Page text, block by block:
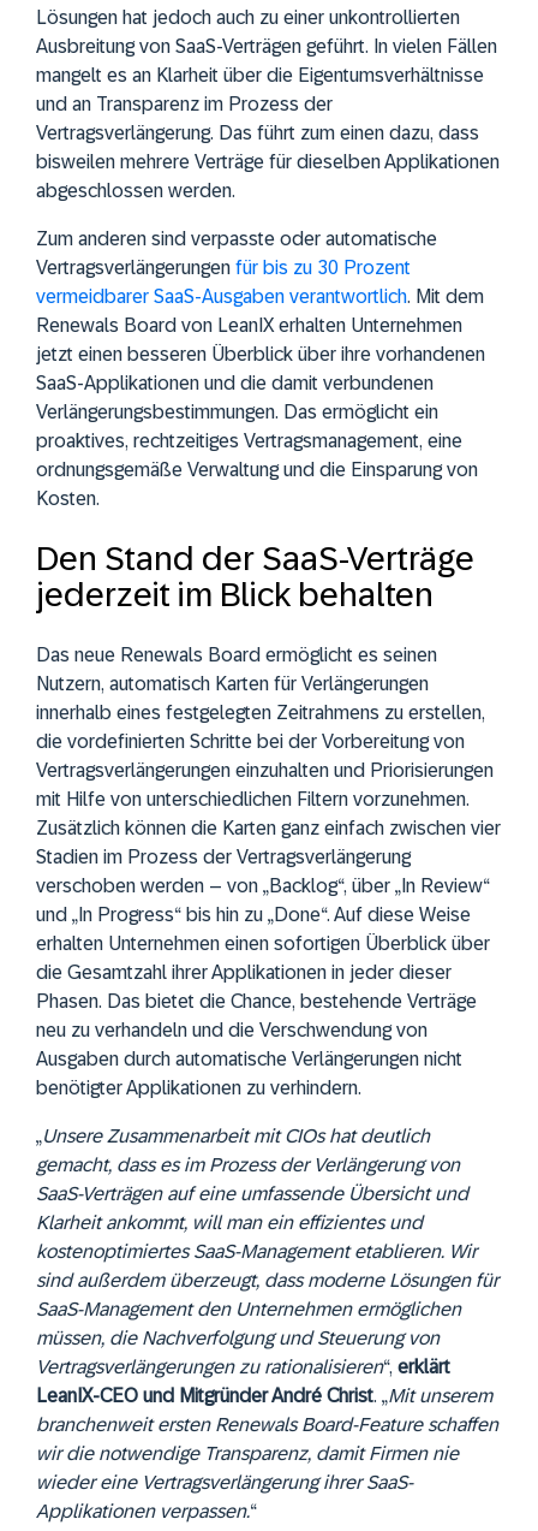
Lösungen hat jedoch auch zu einer unkontrollierten
Ausbreitung von SaaS-Verträgen geführt. In vielen Fällen
mangelt es an Klarheit über die Eigentumsverhältnisse
und an Transparenz im Prozess der
Vertragsverlängerung. Das führt zum einen dazu, dass
bisweilen mehrere Verträge für dieselben Applikationen
abgeschlossen werden.
Zum anderen sind verpasste oder automatische
Vertragsverlängerungen für bis zu 30 Prozent
vermeidbarer SaaS-Ausgaben verantwortlich. Mit dem
Renewals Board von LeanIX erhalten Unternehmen
jetzt einen besseren Überblick über ihre vorhandenen
SaaS-Applikationen und die damit verbundenen
Verlängerungsbestimmungen. Das ermöglicht ein
proaktives, rechtzeitiges Vertragsmanagement, eine
ordnungsgemäße Verwaltung und die Einsparung von
Kosten.
Den Stand der SaaS-Verträge
jederzeit im Blick behalten
Das neue Renewals Board ermöglicht es seinen
Nutzern, automatisch Karten für Verlängerungen
innerhalb eines festgelegten Zeitrahmens zu erstellen,
die vordefinierten Schritte bei der Vorbereitung von
Vertragsverlängerungen einzuhalten und Priorisierungen
mit Hilfe von unterschiedlichen Filtern vorzunehmen.
Zusätzlich können die Karten ganz einfach zwischen vier
Stadien im Prozess der Vertragsverlängerung
verschoben werden – von „Backlog“, über „In Review“
und „In Progress“ bis hin zu „Done“. Auf diese Weise
erhalten Unternehmen einen sofortigen Überblick über
die Gesamtzahl ihrer Applikationen in jeder dieser
Phasen. Das bietet die Chance, bestehende Verträge
neu zu verhandeln und die Verschwendung von
Ausgaben durch automatische Verlängerungen nicht
benötigter Applikationen zu verhindern.
„Unsere Zusammenarbeit mit CIOs hat deutlich
gemacht, dass es im Prozess der Verlängerung von
SaaS-Verträgen auf eine umfassende Übersicht und
Klarheit ankommt, will man ein effizientes und
kostenoptimiertes SaaS-Management etablieren. Wir
sind außerdem überzeugt, dass moderne Lösungen für
SaaS-Management den Unternehmen ermöglichen
müssen, die Nachverfolgung und Steuerung von
Vertragsverlängerungen zu rationalisieren“, erklärt
LeanIX-CEO und Mitgründer André Christ. „Mit unserem
branchenweit ersten Renewals Board-Feature schaffen
wir die notwendige Transparenz, damit Firmen nie
wieder eine Vertragsverlängerung ihrer SaaS-
Applikationen verpassen.“